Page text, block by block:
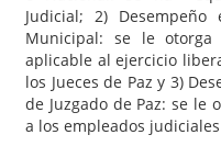
Judicial; 2)
Municipal: se le
aplicable al ejercicio
los Jueces de Paz y 3)
de Juzgado de Paz: se le
a los empleados